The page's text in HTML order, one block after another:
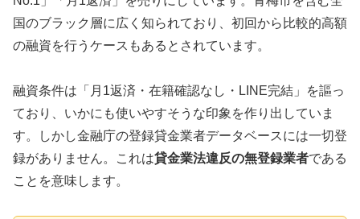
国のブラック層に広く知られており、初回から比較的高額
の融資を行うケースもあるとされています。
融資条件は「月1返済・在籍確認なし・LINE完結」を謳っ
ており、いかにも使いやすそうな印象を作り出していま
す。しかし金融庁の登録貸金業者データベースには一切登
録がありません。これは貸金業法違反の無登録業者である
ことを意味します。